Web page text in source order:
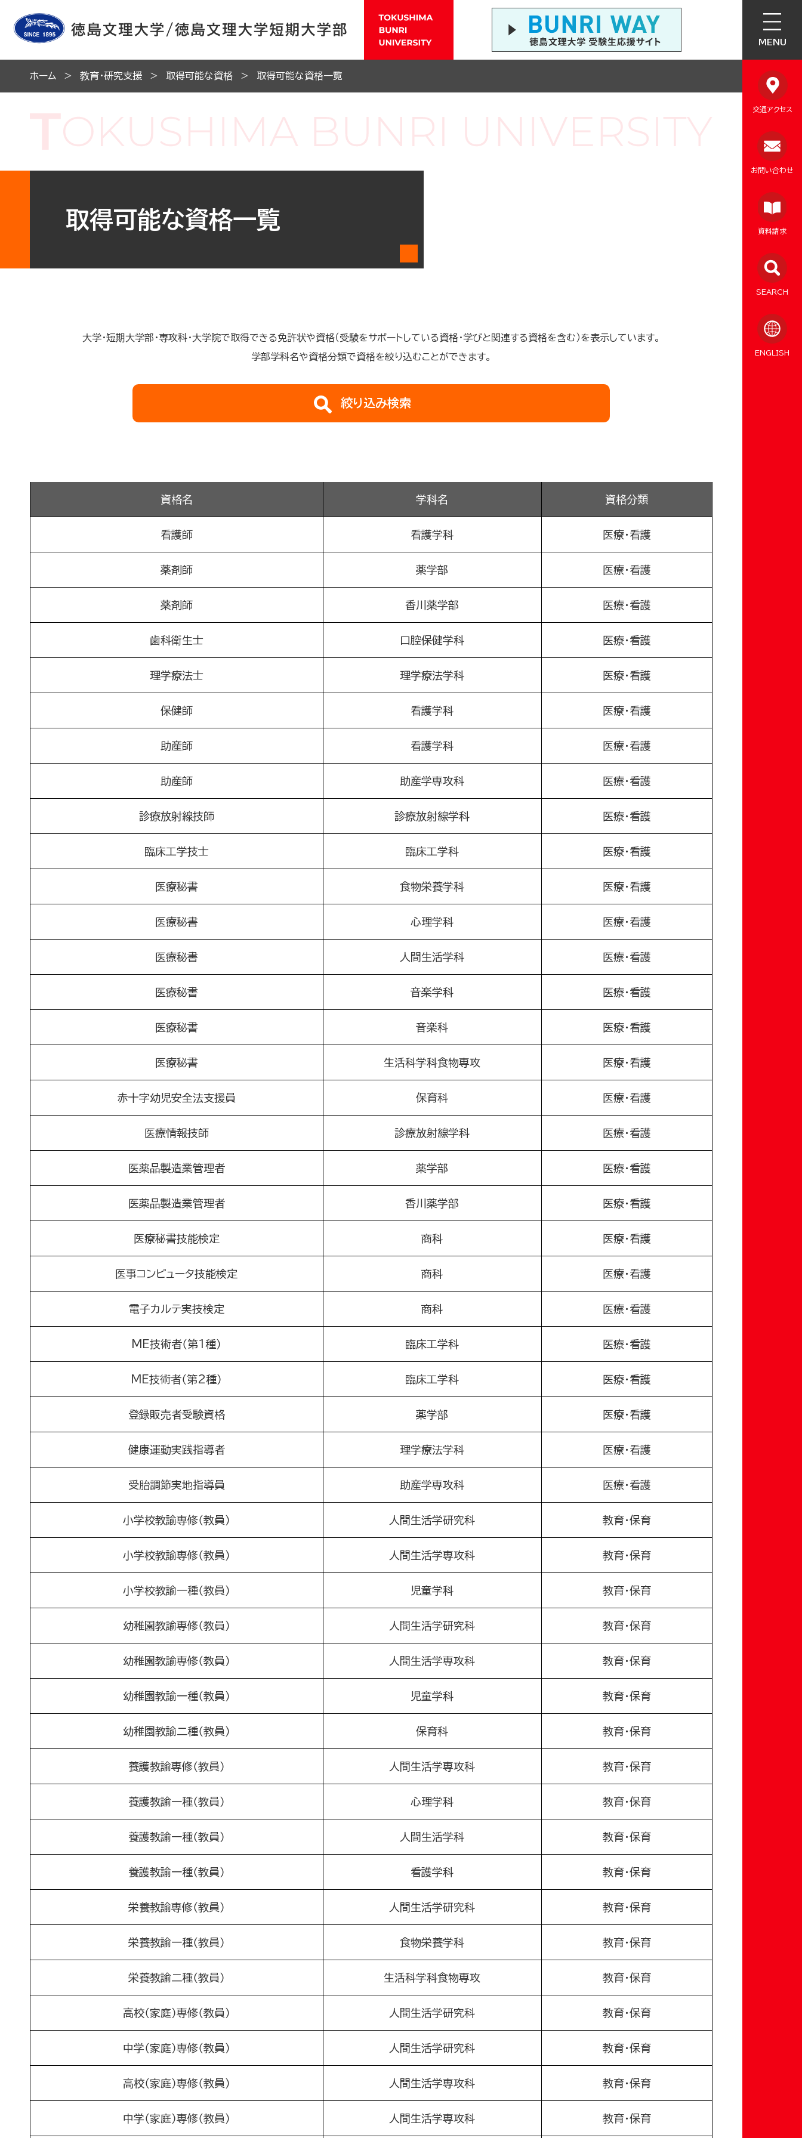
MENU
交通アクセス
お問い合わせ
資料請求
SEARCH
ENGLISH
ホーム 教育・研究支援 取得可能な資格 取得可能な資格一覧
取得可能な資格一覧
大学・短期大学部・専攻科・大学院で取得できる免許状や資格（受験をサポートしている資格・学びと関連する資格を含む）を表示しています。
学部学科名や資格分類で資格を絞り込むことができます。
絞り込み検索
資格名 学科名 資格分類
看護師 看護学科 医療・看護
薬剤師 薬学部 医療・看護
薬剤師 香川薬学部 医療・看護
歯科衛生士 口腔保健学科 医療・看護
理学療法士 理学療法学科 医療・看護
保健師 看護学科 医療・看護
助産師 看護学科 医療・看護
助産師 助産学専攻科 医療・看護
診療放射線技師 診療放射線学科 医療・看護
臨床工学技士 臨床工学科 医療・看護
医療秘書 食物栄養学科 医療・看護
医療秘書 心理学科 医療・看護
医療秘書 人間生活学科 医療・看護
医療秘書 音楽学科 医療・看護
医療秘書 音楽科 医療・看護
医療秘書 生活科学科食物専攻 医療・看護
赤十字幼児安全法支援員 保育科 医療・看護
医療情報技師 診療放射線学科 医療・看護
医薬品製造業管理者 薬学部 医療・看護
医薬品製造業管理者 香川薬学部 医療・看護
医療秘書技能検定 商科 医療・看護
医事コンピュータ技能検定 商科 医療・看護
電子カルテ実技検定 商科 医療・看護
ME技術者（第1種） 臨床工学科 医療・看護
ME技術者（第2種） 臨床工学科 医療・看護
登録販売者受験資格 薬学部 医療・看護
健康運動実践指導者 理学療法学科 医療・看護
受胎調節実地指導員 助産学専攻科 医療・看護
小学校教諭専修（教員） 人間生活学研究科 教育・保育
小学校教諭専修（教員） 人間生活学専攻科 教育・保育
小学校教諭一種（教員） 児童学科 教育・保育
幼稚園教諭専修（教員） 人間生活学研究科 教育・保育
幼稚園教諭専修（教員） 人間生活学専攻科 教育・保育
幼稚園教諭一種（教員） 児童学科 教育・保育
幼稚園教諭二種（教員） 保育科 教育・保育
養護教諭専修（教員） 人間生活学専攻科 教育・保育
養護教諭一種（教員） 心理学科 教育・保育
養護教諭一種（教員） 人間生活学科 教育・保育
養護教諭一種（教員） 看護学科 教育・保育
栄養教諭専修（教員） 人間生活学研究科 教育・保育
栄養教諭一種（教員） 食物栄養学科 教育・保育
栄養教諭二種（教員） 生活科学科食物専攻 教育・保育
高校（家庭）専修（教員） 人間生活学研究科 教育・保育
中学（家庭）専修（教員） 人間生活学研究科 教育・保育
高校（家庭）専修（教員） 人間生活学専攻科 教育・保育
中学（家庭）専修（教員） 人間生活学専攻科 教育・保育